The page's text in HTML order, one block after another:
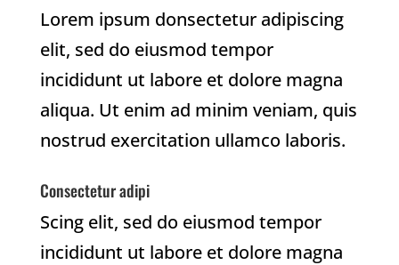
Lorem ipsum donsectetur adipiscing
elit, sed do eiusmod tempor
incididunt ut labore et dolore magna
aliqua. Ut enim ad minim veniam, quis
nostrud exercitation ullamco laboris.
Consectetur adipi
Scing elit, sed do eiusmod tempor
incididunt ut labore et dolore magna